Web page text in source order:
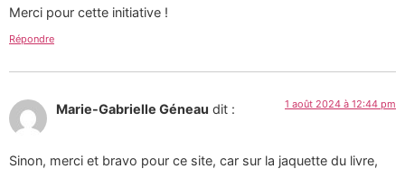
Merci pour cette initiative !
Répondre
Marie-Gabrielle Géneau dit : 1 août 2024 à 12:44 pm
Sinon, merci et bravo pour ce site, car sur la jaquette du livre,